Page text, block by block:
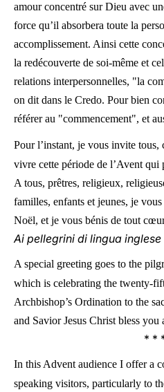
amour concentré sur Dieu avec
force qu’il absorbera toute la
accomplissement. Ainsi cette
la redécouverte de soi-même et
relations interpersonnelles, "la
on dit dans le Credo. Pour bien
référer au "commencement", et
Pour l’instant, je vous invite tous,
vivre cette période de l’Avent qui
A tous, prêtres, religieux,
familles, enfants et jeunes, je
Noël, et je vous bénis de tout
Ai pellegrini di lingua inglese
A special greeting goes to the
which is celebrating the twenty-
Archbishop’s Ordination to the
and Savior Jesus Christ bless you
* *
In this Advent audience I offer a
speaking visitors, particularly to